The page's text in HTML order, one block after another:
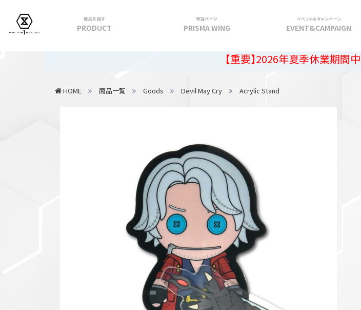
商品を探す
PRODUCT
PRIME 1 STATUE
VIEW ALL...
特設ページ
PRISMA WING
イベント＆キャンペーン
EVENT&CAMPAIGN
【重要】2026年夏季休業期間中の出荷・
HOME 商品一覧 Goods Devil May Cry Acrylic Stand